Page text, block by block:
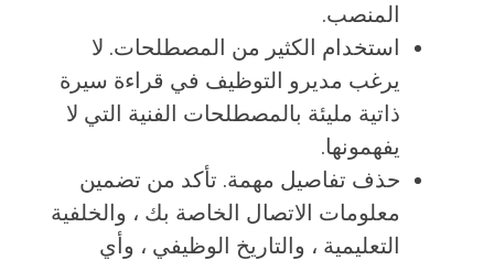
المنصب.
استخدام الكثير من المصطلحات. لا
يرغب مديرو التوظيف في قراءة سيرة
ذاتية مليئة بالمصطلحات الفنية التي لا
يفهمونها.
حذف تفاصيل مهمة. تأكد من تضمين
معلومات الاتصال الخاصة بك ، والخلفية
التعليمية ، والتاريخ الوظيفي ، وأي